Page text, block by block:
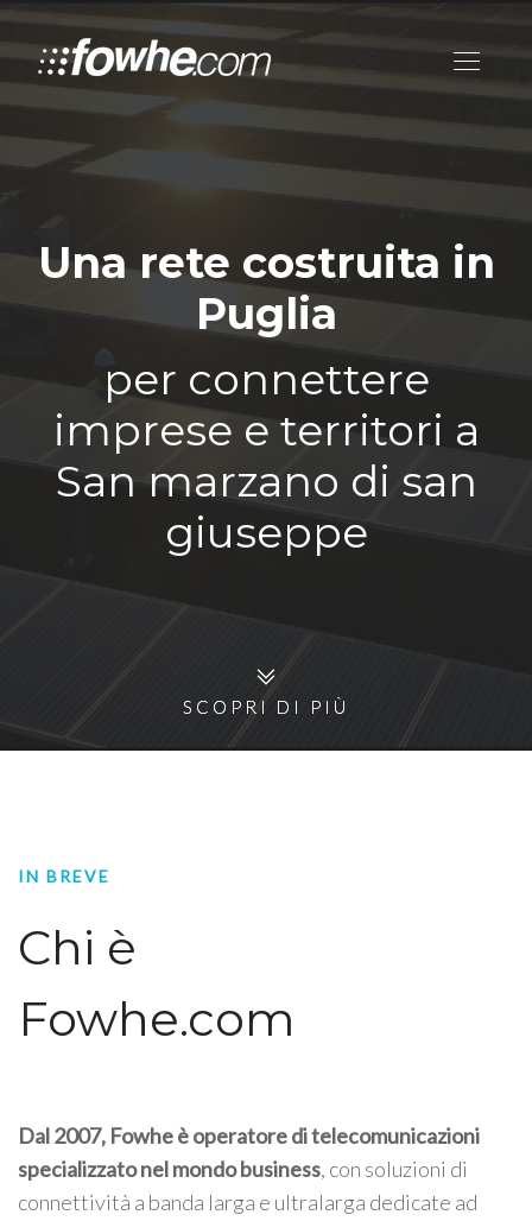
Una rete costruita in
Puglia
per connettere
imprese e territori a
San marzano di san
giuseppe
SCOPRI DI PIÙ
SCOPRI DI PIÙ
IN BREVE
Chi è
Fowhe.com
Dal 2007, Fowhe è operatore di telecomunicazioni
specializzato nel mondo business, con soluzioni di
connettività a banda larga e ultralarga dedicate ad